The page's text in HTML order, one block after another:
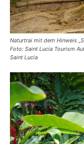
Naturtrai mit dem Hinweis
Foto: Saint Lucia Tourism
Saint Lucia